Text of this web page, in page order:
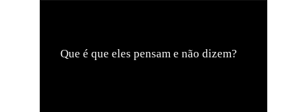
Que é que eles pensam e não dizem?